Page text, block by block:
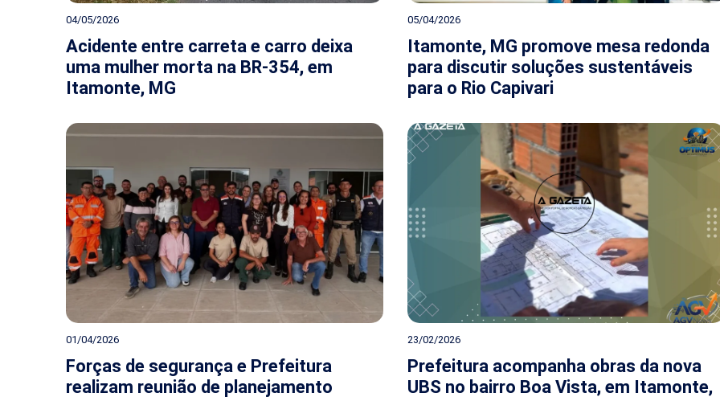
04/05/2026
Acidente entre carreta e carro deixa
uma mulher morta na BR-354, em
Itamonte, MG
05/04/2026
Itamonte, MG promove mesa redonda
para discutir soluções sustentáveis
para o Rio Capivari
01/04/2026
Forças de segurança e Prefeitura
realizam reunião de planejamento
23/02/2026
Prefeitura acompanha obras da nova
UBS no bairro Boa Vista, em Itamonte,